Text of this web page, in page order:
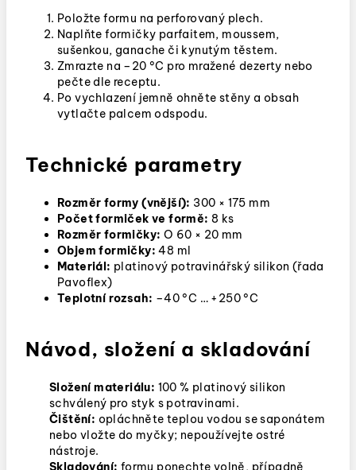
Položte formu na perforovaný plech.
Naplňte formičky parfaitem, moussem,
sušenkou, ganache či kynutým těstem.
Zmrazte na –20 °C pro mražené dezerty nebo
pečte dle receptu.
Po vychlazení jemně ohněte stěny a obsah
vytlačte palcem odspodu.
Technické parametry
Rozměr formy (vnější): 300 × 175 mm
Počet formiček ve formě: 8 ks
Rozměr formičky: O 60 × 20 mm
Objem formičky: 48 ml
Materiál: platinový potravinářský silikon (řada
Pavoflex)
Teplotní rozsah: –40 °C … +250 °C
Návod, složení a skladování
Složení materiálu: 100 % platinový silikon
schválený pro styk s potravinami.
Čištění: opláchněte teplou vodou se saponátem
nebo vložte do myčky; nepoužívejte ostré
nástroje.
Skladování: formu ponechte volně, případně